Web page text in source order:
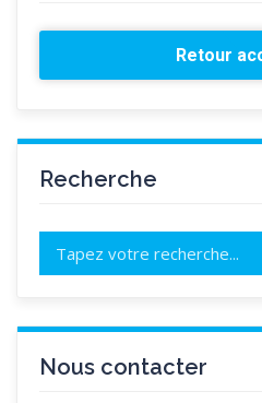
Retour
Recherche
Nous contacter